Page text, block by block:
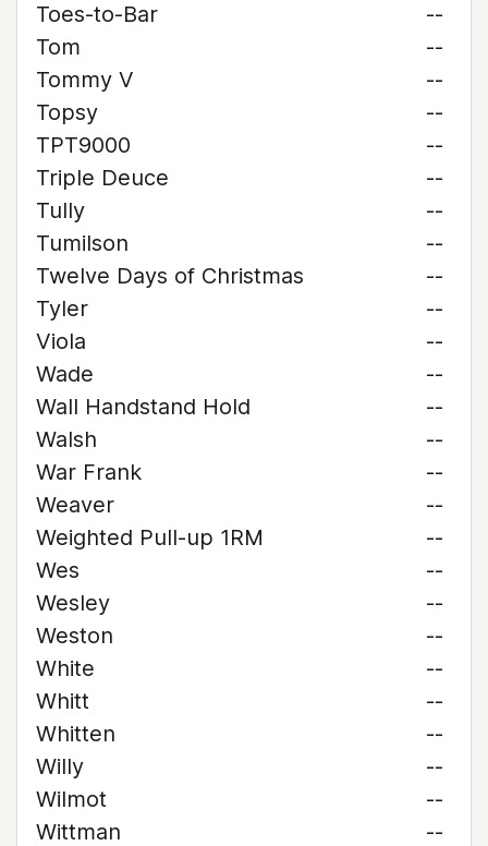
Toes-to-Bar
--
Tom
--
Tommy V
--
Topsy
--
TPT9000
--
Triple Deuce
--
Tully
--
Tumilson
--
Twelve Days of Christmas
--
Tyler
--
Viola
--
Wade
--
Wall Handstand Hold
--
Walsh
--
War Frank
--
Weaver
--
Weighted Pull-up 1RM
--
Wes
--
Wesley
--
Weston
--
White
--
Whitt
--
Whitten
--
Willy
--
Wilmot
--
Wittman
--